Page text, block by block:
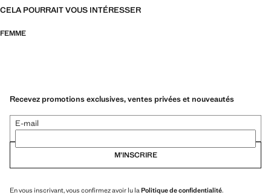
CELA POURRAIT VOUS INTÉRESSER
FEMME
Recevez promotions exclusives, ventes privées et nouveautés
E-mail
M’INSCRIRE
En vous inscrivant, vous confirmez avoir lu la Politique de confidentialité.